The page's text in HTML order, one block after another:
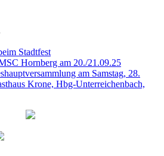
Stadtfest
Hornberg am 20./21.09.25
am Samstag, 28.
Krone, Hbg-Unterreichenbach,